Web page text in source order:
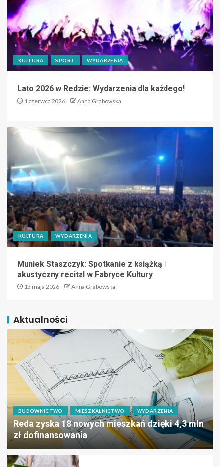
KULTURA SPORT WYDARZENIA
Lato 2026 w Redzie: Wydarzenia dla każdego!
1 czerwca 2026 Anna Grabowska
KULTURA WYDARZENIA
Muniek Staszczyk: Spotkanie z książką i
akustyczny recital w Fabryce Kultury
13 maja 2026 Anna Grabowska
Aktualności
BUDOWNICTWO MIESZKALNICTWO WYDARZENIA
Reda zyska 18 nowych mieszkań dzięki 4,3 mln
zł dofinansowania